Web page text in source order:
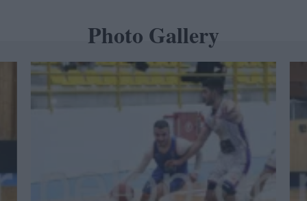
Photo Gallery